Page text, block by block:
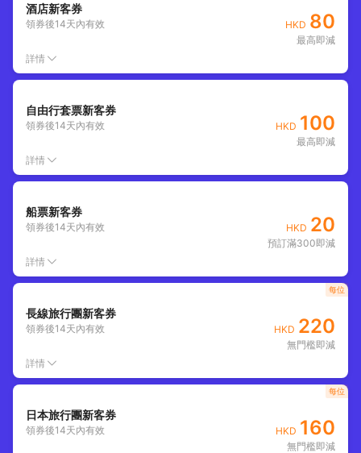
酒店新客券
領券後14天內有效 HKD 80
最高即減
詳情
自由行套票新客券
領券後14天內有效 HKD 100
最高即減
詳情
船票新客券
領券後14天內有效 HKD 20
預訂滿300即減
詳情
長線旅行團新客券
領券後14天內有效 HKD 220
無門檻即減
每位
詳情
日本旅行團新客券
領券後14天內有效 HKD 160
無門檻即減
每位